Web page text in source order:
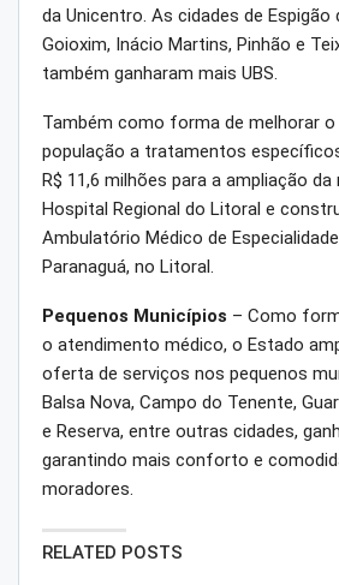
da Unicentro. As cidades de Espigão
Goioxim, Inácio Martins, Pinhão e
também ganharam mais UBS.
Também como forma de melhorar
população a tratamentos
R$ 11,6 milhões para a ampliação
Hospital Regional do Litoral e
Ambulatório Médico de
Paranaguá, no Litoral.
Pequenos Municípios – Como
o atendimento médico, o Estado
oferta de serviços nos pequenos
Balsa Nova, Campo do Tenente,
e Reserva, entre outras cidades,
garantindo mais conforto e
moradores.
RELATED POSTS